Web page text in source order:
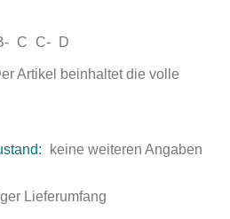
C C- D
Artikel beinhaltet die volle
keine weiteren Angaben
Lieferumfang